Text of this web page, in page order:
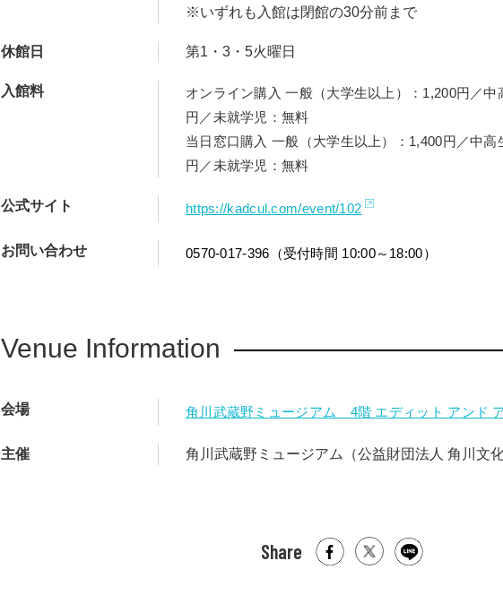
※いずれも入館は閉館の30分前まで
休館日 第1・3・5火曜日
入館料
オンライン購入 一般（大学生以上）：1,200円／
円／未就学児：無料
当日窓口購入 一般（大学生以上）：1,400円／中
円／未就学児：無料
公式サイト https://kadcul.com/event/102
お問い合わせ 0570-017-396（受付時間 10:00～18:00）
Venue Information
会場 角川武蔵野ミュージアム 4階 エディット アンド
主催 角川武蔵野ミュージアム（公益財団法人 角川文化
Share